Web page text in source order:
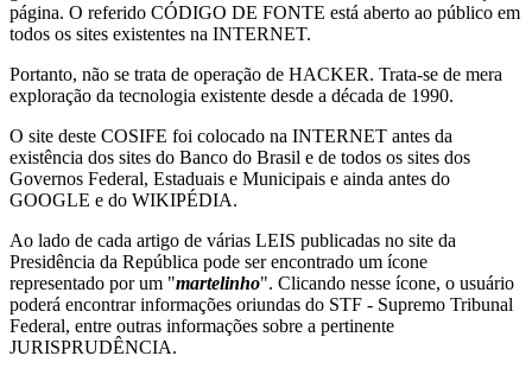
página. O referido CÓDIGO DE FONTE está aberto ao público em
todos os sites existentes na INTERNET.
Portanto, não se trata de operação de HACKER. Trata-se de mera
exploração da tecnologia existente desde a década de 1990.
O site deste COSIFE foi colocado na INTERNET antes da
existência dos sites do Banco do Brasil e de todos os sites dos
Governos Federal, Estaduais e Municipais e ainda antes do
GOOGLE e do WIKIPÉDIA.
Ao lado de cada artigo de várias LEIS publicadas no site da
Presidência da República pode ser encontrado um ícone
representado por um "martelinho". Clicando nesse ícone, o usuário
poderá encontrar informações oriundas do STF - Supremo Tribunal
Federal, entre outras informações sobre a pertinente
JURISPRUDÊNCIA.